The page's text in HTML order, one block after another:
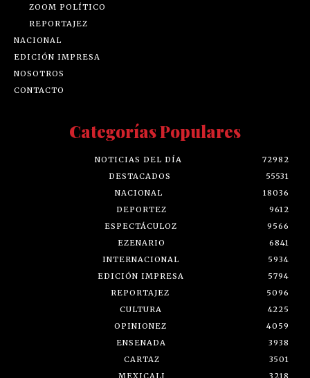
ZOOM POLÍTICO
REPORTAJEZ
NACIONAL
EDICIÓN IMPRESA
NOSOTROS
CONTACTO
Categorías Populares
NOTICIAS DEL DÍA
72982
DESTACADOS
55531
NACIONAL
18036
DEPORTEZ
9612
ESPECTÁCULOZ
9566
EZENARIO
6841
INTERNACIONAL
5934
EDICIÓN IMPRESA
5794
REPORTAJEZ
5096
CULTURA
4225
OPINIONEZ
4059
ENSENADA
3938
CARTAZ
3501
MEXICALI
3218